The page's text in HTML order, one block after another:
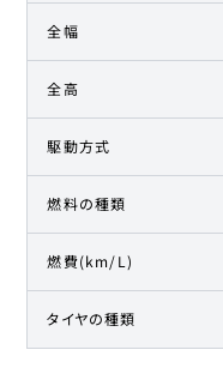
全幅
全高
駆動方式
燃料の種類
燃費(km/L)
タイヤの種類